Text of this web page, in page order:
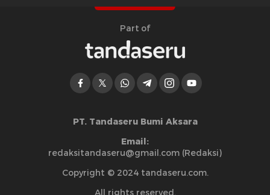
Part of
PT. Tandaseru Bumi Aksara
Email:
redaksitandaseru@gmail.com (Redaksi)
Copyright © 2024 tandaseru.com.
All rights reserved.